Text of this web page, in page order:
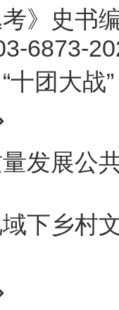
史书
6873-
团大战”
展公共
乡村文